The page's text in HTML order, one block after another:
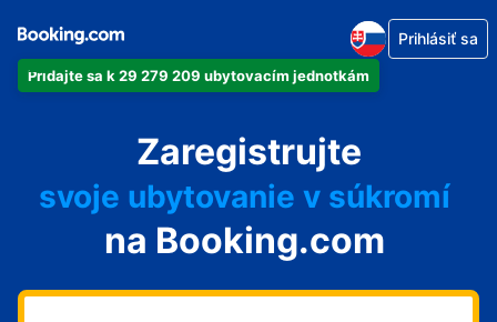
Pridajte sa k 29 279 209 ubytovacím jednotkám
Prihlásiť sa
Zaregistrujte
svoj hotel
svoje ubytovanie v súkromí
svoj penzión
svoje bed and breakfast
na Booking.com